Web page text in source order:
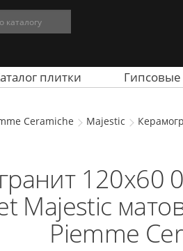
плитки
Ceramiche Majestic
120x60
Majestic
Piemme